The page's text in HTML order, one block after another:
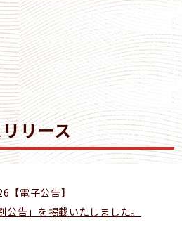
リース
【電子公告】
公告」を掲載いたしました。